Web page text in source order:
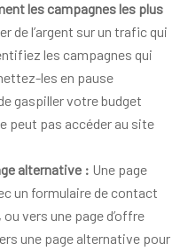
les campagnes les plus
de l’argent sur un trafic qui
les campagnes qui
les en pause
gaspiller votre budget
peut pas accéder au site
alternative : Une page
un formulaire de contact
vers une page d’offre
une page alternative pour